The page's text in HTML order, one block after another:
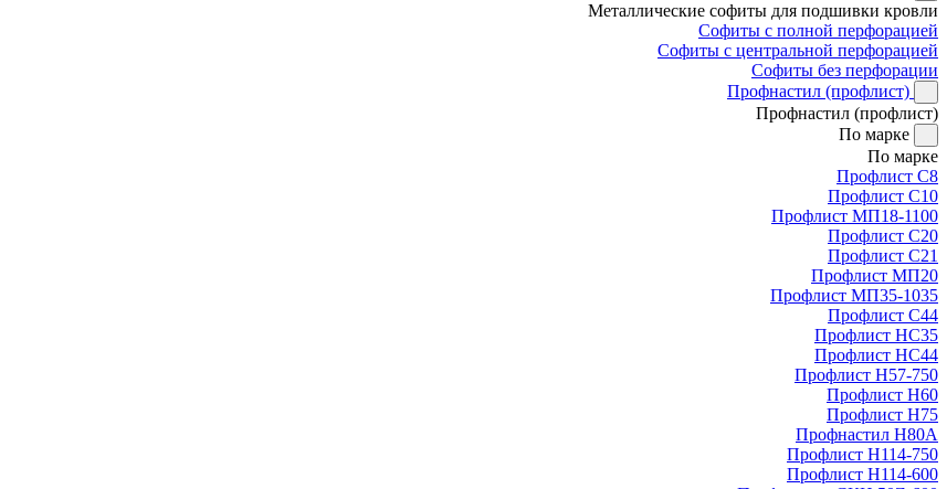
Металлические софиты для подшивки кровли
Софиты с полной перфорацией
Софиты с центральной перфорацией
Софиты без перфорации
Профнастил (профлист)
Профнастил (профлист)
По марке
По марке
Профлист С8
Профлист С10
Профлист МП18-1100
Профлист С20
Профлист С21
Профлист МП20
Профлист МП35-1035
Профлист С44
Профлист НС35
Профлист НС44
Профлист Н57-750
Профлист Н60
Профлист Н75
Профнастил Н80А
Профлист Н114-750
Профлист Н114-600